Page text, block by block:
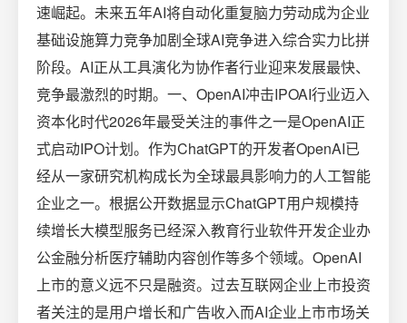
速崛起。未来五年AI将自动化重复脑力劳动成为企业
基础设施算力竞争加剧全球AI竞争进入综合实力比拼
阶段。AI正从工具演化为协作者行业迎来发展最快、
竞争最激烈的时期。一、OpenAI冲击IPOAI行业迈入
资本化时代2026年最受关注的事件之一是OpenAI正
式启动IPO计划。作为ChatGPT的开发者OpenAI已
经从一家研究机构成长为全球最具影响力的人工智能
企业之一。根据公开数据显示ChatGPT用户规模持
续增长大模型服务已经深入教育行业软件开发企业办
公金融分析医疗辅助内容创作等多个领域。OpenAI
上市的意义远不只是融资。过去互联网企业上市投资
者关注的是用户增长和广告收入而AI企业上市市场关